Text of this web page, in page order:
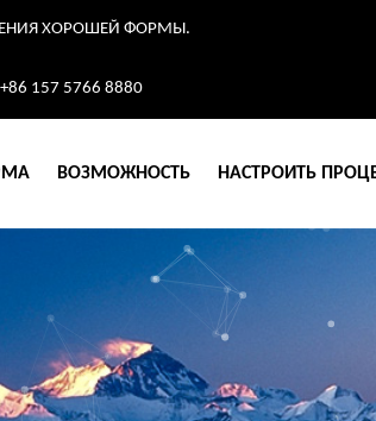
ХОРОШЕЙ ФОРМЫ.
157 5766 8880
ВОЗМОЖНОСТЬ НАСТРОИТЬ